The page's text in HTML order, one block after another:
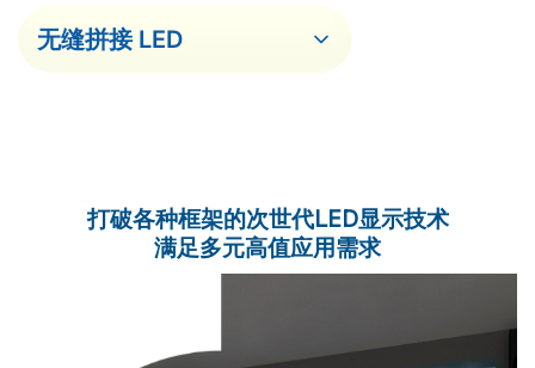
打破各种框架的次世代LED显示技术
满足多元高值应用需求